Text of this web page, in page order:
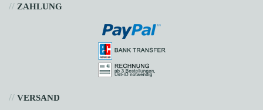
// ZAHLUNG
// VERSAND